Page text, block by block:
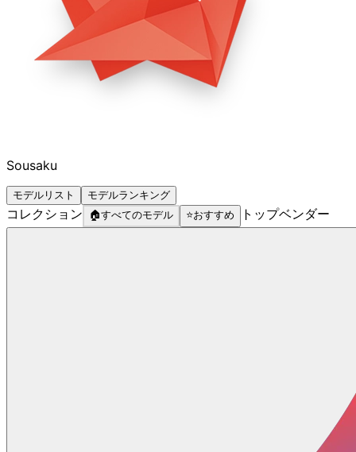
Sousaku
モデルリスト モデルランキング
コレクション 🏠すべてのモデル ⭐おすすめ トップベンダー